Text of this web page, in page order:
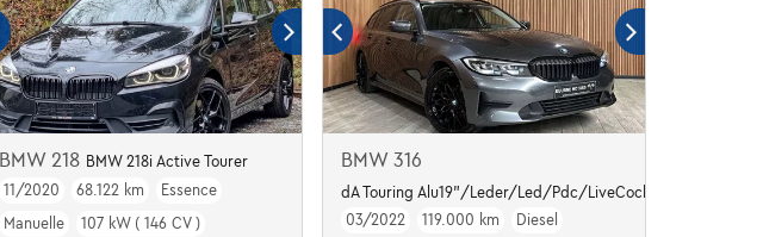
BMW 218 BMW 218i Active Tourer
11/2020
68.122 km
Essence
Manuelle
107 kW ( 146 CV )
BMW 316
dA Touring Alu19"/Leder/Led/Pdc/LiveCockpit *1j garantie*
03/2022
119.000 km
Diesel